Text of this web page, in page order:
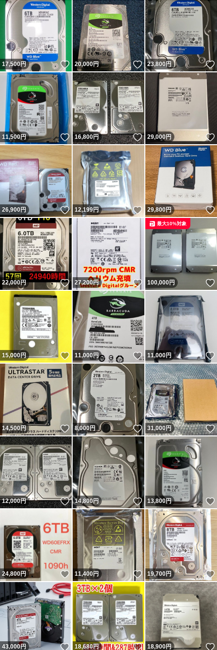
17,500円 いいね！
20,000円 いいね！
23,800円
11,500円 いいね！
16,800円 いいね！
29,000円
26,900円 いいね！
12,199円 いいね！
29,800円
22,000円 いいね！
27,200円 いいね！
100,000円
最大10%対象
15,000円 いいね！
11,000円 いいね！
11,000円
14,500円 いいね！
8,000円 いいね！
31,000円
12,000円 いいね！
14,800円 いいね！
13,800円
24,800円 いいね！
11,400円 いいね！
19,700円
43,000円 いいね！
18,680円 いいね！
18,900円